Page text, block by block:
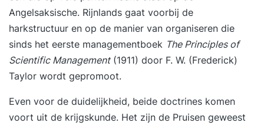
Business Intelligence- en Data Warehouse-
oplossingen ontwerpen, architecten die met
Business Intelligence- en Data
Angelsaksische. Rijnlands gaat voorbij de
harkstructuur en op de manier van organiseren die
sinds het eerste managementboek The Principles of
Scientific Management(1911) door F. W. (Frederick)
Taylor wordt gepromoot.
Even voor de duidelijkheid, beide doctrines komen
voort uit de krijgskunde. Het zijn de Pruisen geweest